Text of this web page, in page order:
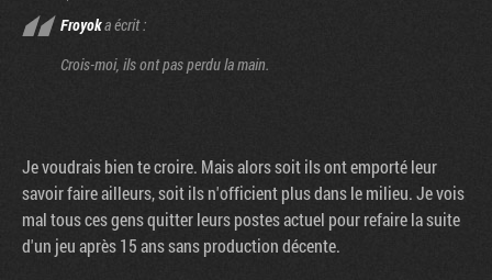
Froyoka écrit :
Crois-moi, ils ont pas perdu la main.
Je voudrais bien te croire. Mais alors soit ils ont emporté leur
savoir faire ailleurs, soit ils n'officient plus dans le milieu. Je vois
mal tous ces gens quitter leurs postes actuel pour refaire la suite
d'un jeu après 15 ans sans production décente.